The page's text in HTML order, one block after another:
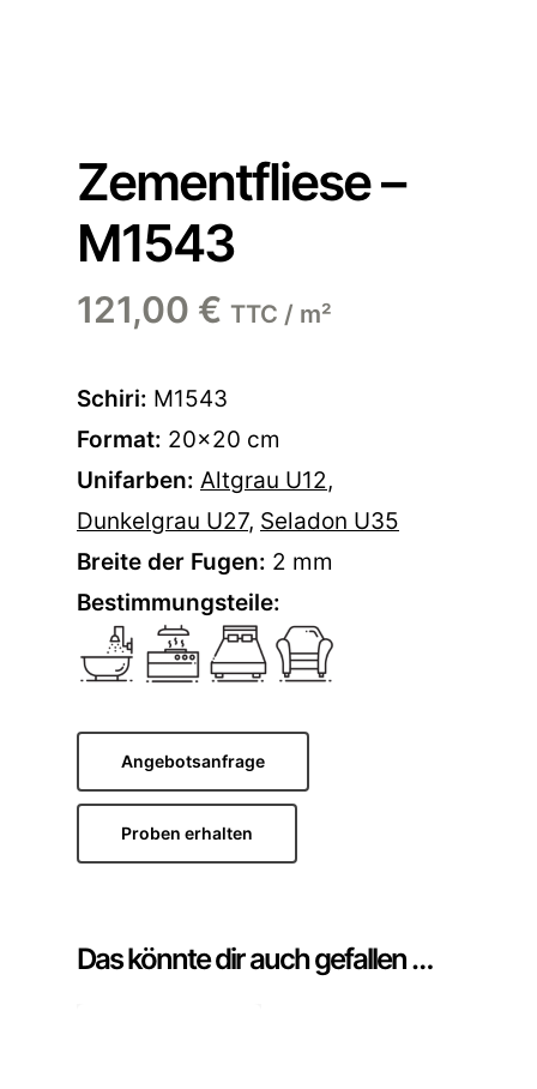
Zementfliese –
M1543
121,00 € TTC / m²
Schiri: M1543
Format: 20×20 cm
Unifarben: Altgrau U12,
Dunkelgrau U27, Seladon U35
Breite der Fugen: 2 mm
Bestimmungsteile:
Angebotsanfrage
Proben erhalten
Das könnte dir auch gefallen …